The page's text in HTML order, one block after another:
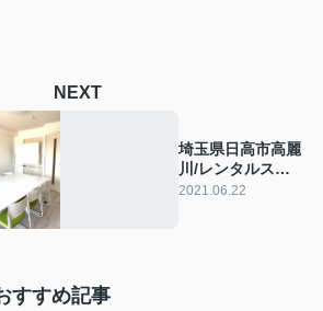
NEXT
埼玉県日高市高麗
川/レンタルスペ
ースの設備
2021.06.22
すすめ記事